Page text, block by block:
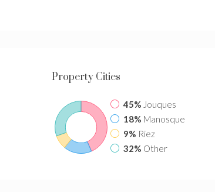
Property Cities
45% Jouques
18% Manosque
9% Riez
32% Other